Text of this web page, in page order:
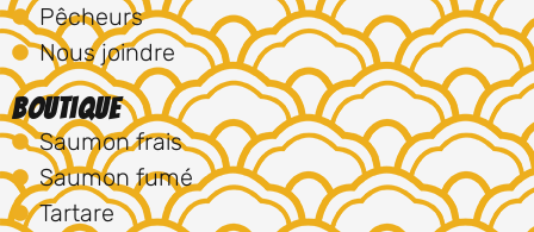
Pêcheurs
Nous joindre
Boutique
Saumon frais
Saumon fumé
Tartare